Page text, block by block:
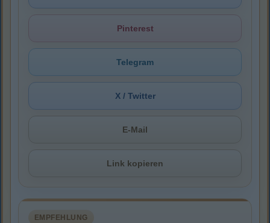
Pinterest
Telegram
X / Twitter
E-Mail
Link kopieren
EMPFEHLUNG